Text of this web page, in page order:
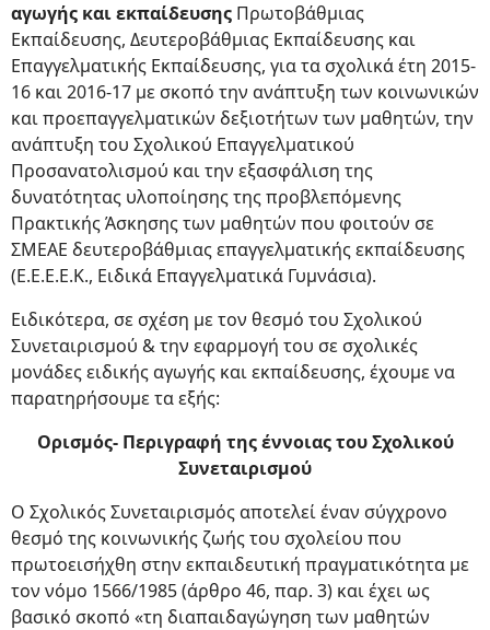
αγωγής και εκπαίδευσης Πρωτοβάθμιας
Εκπαίδευσης, Δευτεροβάθμιας Εκπαίδευσης και
Επαγγελματικής Εκπαίδευσης, για τα σχολικά έτη 2015-
16 και 2016-17 με σκοπό την ανάπτυξη των κοινωνικών
και προεπαγγελματικών δεξιοτήτων των μαθητών, την
ανάπτυξη του Σχολικού Επαγγελματικού
Προσανατολισμού και την εξασφάλιση της
δυνατότητας υλοποίησης της προβλεπόμενης
Πρακτικής Άσκησης των μαθητών που φοιτούν σε
ΣΜΕΑΕ δευτεροβάθμιας επαγγελματικής εκπαίδευσης
(Ε.Ε.Ε.Ε.Κ., Ειδικά Επαγγελματικά Γυμνάσια).
Ειδικότερα, σε σχέση με τον θεσμό του Σχολικού
Συνεταιρισμού & την εφαρμογή του σε σχολικές
μονάδες ειδικής αγωγής και εκπαίδευσης, έχουμε να
παρατηρήσουμε τα εξής:
Ορισμός- Περιγραφή της έννοιας του Σχολικού
Συνεταιρισμού
Ο Σχολικός Συνεταιρισμός αποτελεί έναν σύγχρονο
θεσμό της κοινωνικής ζωής του σχολείου που
πρωτοεισήχθη στην εκπαιδευτική πραγματικότητα με
τον νόμο 1566/1985 (άρθρο 46, παρ. 3) και έχει ως
βασικό σκοπό «τη διαπαιδαγώγηση των μαθητών